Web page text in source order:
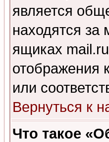
является
находятся за
ящиках
отображения
или
Вернуться к
Что такое